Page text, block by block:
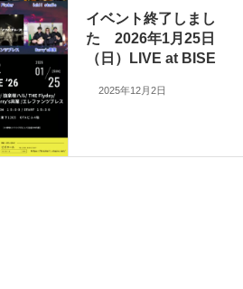
イベント終了しまし
た 2026年1月25日
（日）LIVE at BISE
2025年12月2日